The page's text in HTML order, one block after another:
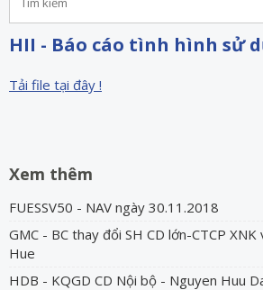
HII - Báo cáo tình hình sử
Tải file tại đây !
Xem thêm
FUESSV50 - NAV ngày 30.11.2018
GMC - BC thay đổi SH CD lớn-CTCP
Hue
HDB - KQGD CD Nội bộ - Nguyen Huu